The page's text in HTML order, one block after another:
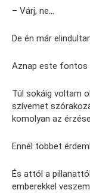
– Várj, ne…
De én már
Aznap este fontos
Túl sokáig voltam
szívemet
komolyan az
Ennél többet
És attól a
emberekkel